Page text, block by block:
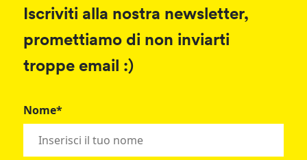
Iscriviti alla nostra newsletter,
promettiamo di non inviarti
troppe email :)
Nome*